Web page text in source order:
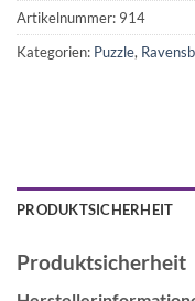
Artikelnummer: 914
Kategorien: Puzzle,
PRODUKTSICHERHEIT
Produktsicherheit